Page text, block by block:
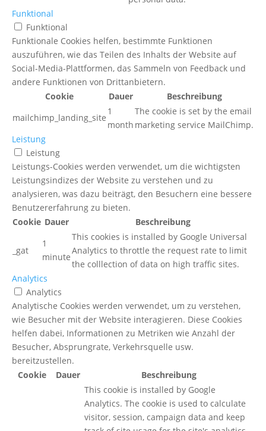
Funktional
Funktional
Funktionale Cookies helfen, bestimmte Funktionen
auszuführen, wie das Teilen des Inhalts der Website auf
Social-Media-Plattformen, das Sammeln von Feedback und
andere Funktionen von Drittanbietern.
Cookie
Dauer
Beschreibung
mailchimp_landing_site
1
month
The cookie is set by the email
marketing service MailChimp.
Leistung
Leistung
Leistungs-Cookies werden verwendet, um die wichtigsten
Leistungsindizes der Website zu verstehen und zu
analysieren, was dazu beiträgt, den Besuchern eine bessere
Benutzererfahrung zu bieten.
Cookie Dauer Beschreibung
_gat
1
minute
This cookies is installed by Google Universal
Analytics to throttle the request rate to limit
the colllection of data on high traffic sites.
Analytics
Analytics
Analytische Cookies werden verwendet, um zu verstehen,
wie Besucher mit der Website interagieren. Diese Cookies
helfen dabei, Informationen zu Metriken wie Anzahl der
Besucher, Absprungrate, Verkehrsquelle usw.
bereitzustellen.
Cookie
Dauer Beschreibung
This cookie is installed by Google
Analytics. The cookie is used to calculate
visitor, session, campaign data and keep